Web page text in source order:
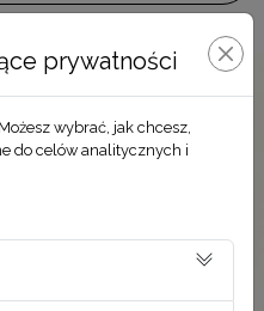
prywatności
wybrać, jak chcesz,
do celów analitycznych i